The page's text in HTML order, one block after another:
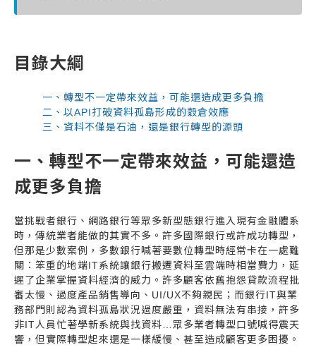
目錄大綱
一、轉型不一定帶來效益，可能還造成更多負擔
二、以API打破資料孤島形成的穀倉效應
三、資料不僅是石油，還是銀行轉型的源頭
一、轉型不一定帶來效益，可能還造
成更多負擔
當挑戰者銀行、網路銀行等眾多新型態銀行進入現有金融體系
時，傳統業者能做的其實不多。許多國際銀行或許成功轉型，
但那是少數案例，多數銀行喊著要數位轉型時經常卡在一處難
關：笨重的地端IT系統讓銀行搬遷資料至雲端時相當費力，延
遲了企業掌握資料經濟的威力。許多顧客依舊抱怨貸款流程批
審太慢、過度產品銷售導向、UI/UX不夠親民；而銀行IT與業
務部門則認為資料孤島狀況過度嚴重，資料無法有串接，許多
非IT人員忙著學新系統與找資料…眾多業者轉型口號喊得震天
響，但實際轉型起來還是一樣緩慢、甚至造成顧客更多困擾。